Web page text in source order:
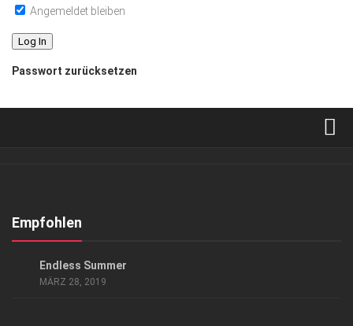
Angemeldet bleiben
Passwort zurücksetzen
Kontakt, Impressum
Empfohlen
Endless Summer
MÄRZ 28, 2019